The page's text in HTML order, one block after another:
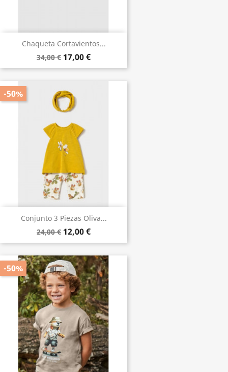
Chaqueta Cortavientos...
34,00 € 17,00 €
Conjunto 3 Piezas Oliva...
24,00 € 12,00 €
-50%
-50%